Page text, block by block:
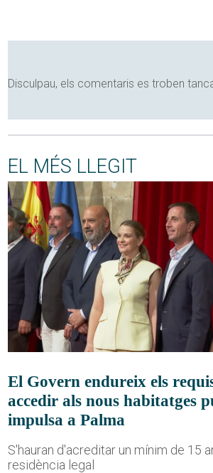
Disculpau, els comentaris es troben
EL MÉS LLEGIT
El Govern endureix els
accedir als nous habitatges
impulsa a Palma
S'hauran d'acreditar un mínim de 15
residència legal